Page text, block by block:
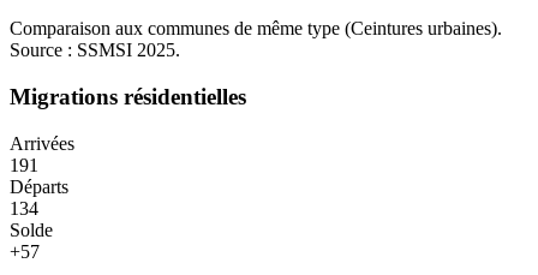
Comparaison aux communes de même type (Ceintures urbaines).
Source : SSMSI 2025.
Migrations résidentielles
Arrivées
191
Départs
134
Solde
+57